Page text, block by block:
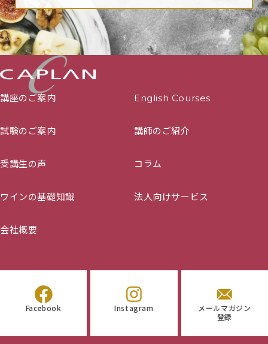
講座のご案内 English Courses
試験のご案内 講師のご紹介
受講生の声 コラム
ワインの基礎知識 法人向けサービス
会社概要
Facebook Instagram
メールマガジン
登録